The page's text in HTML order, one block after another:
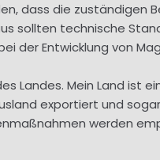
dass die
sollten technische
der Entwicklung von
Landes. Mein Land ist
exportiert und
werden